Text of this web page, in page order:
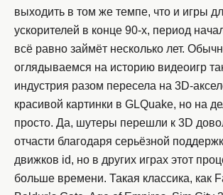
выходить в том же темпе, что и игры
ускорителей в конце 90-х, период
всё равно займёт несколько лет.
оглядываемся на историю видеоигр
индустрия разом пересела на 3D-
красивой картинки в GLQuake, но на
просто. Да, шутеры перешли к 3D
отчасти благодаря серьёзной
движков id, но в других играх этот
больше времени. Такая классика, как